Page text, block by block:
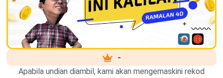
-
Apabila undian diambil, kami akan mengemaskini rekod